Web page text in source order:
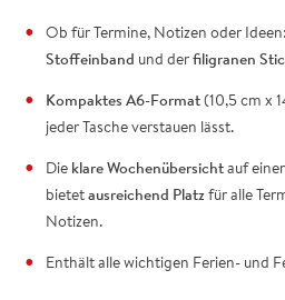
Ob für Termine, Notizen oder Ideen:
Stoffeinband und derfiligranen
Kompaktes A6-Format(10,5 cm x
jeder Tasche verstauen lässt.
Die klare Wochenübersichtauf
bietetausreichend Platzfür alle
Notizen.
Enthält alle wichtigen Ferien- und